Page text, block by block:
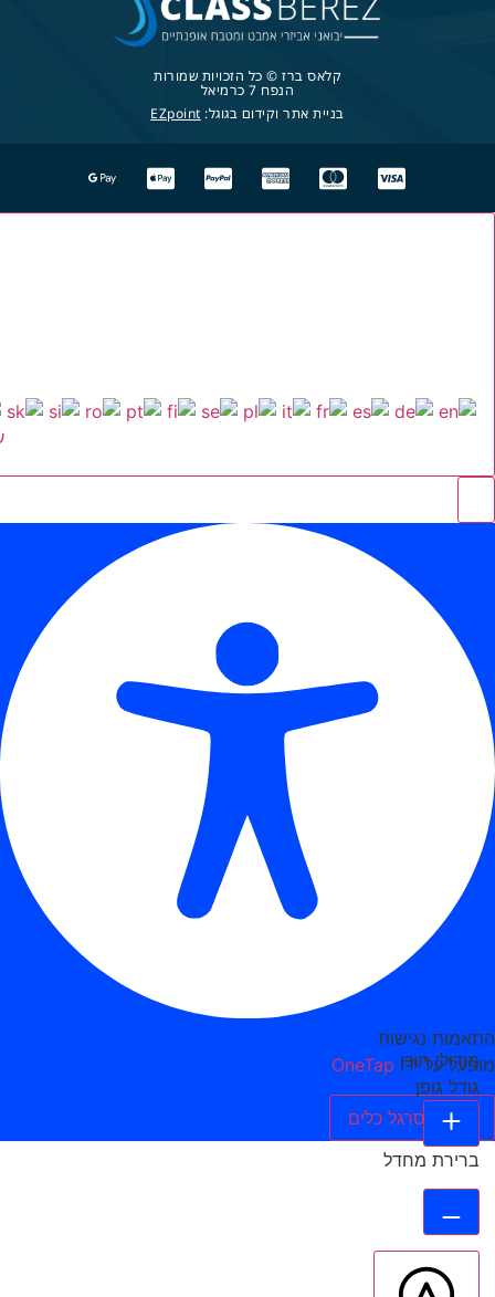
קלאס ברז © כל הזכויות שמורות
הנפח 7 כרמיאל
בניית אתר וקידום בגוגל: EZpoint
התאמות נגישות
מופעל על ידי OneTap
הסתר סרגל כלים
מודולי תוכן
גודל גופן
ברירת מחדל